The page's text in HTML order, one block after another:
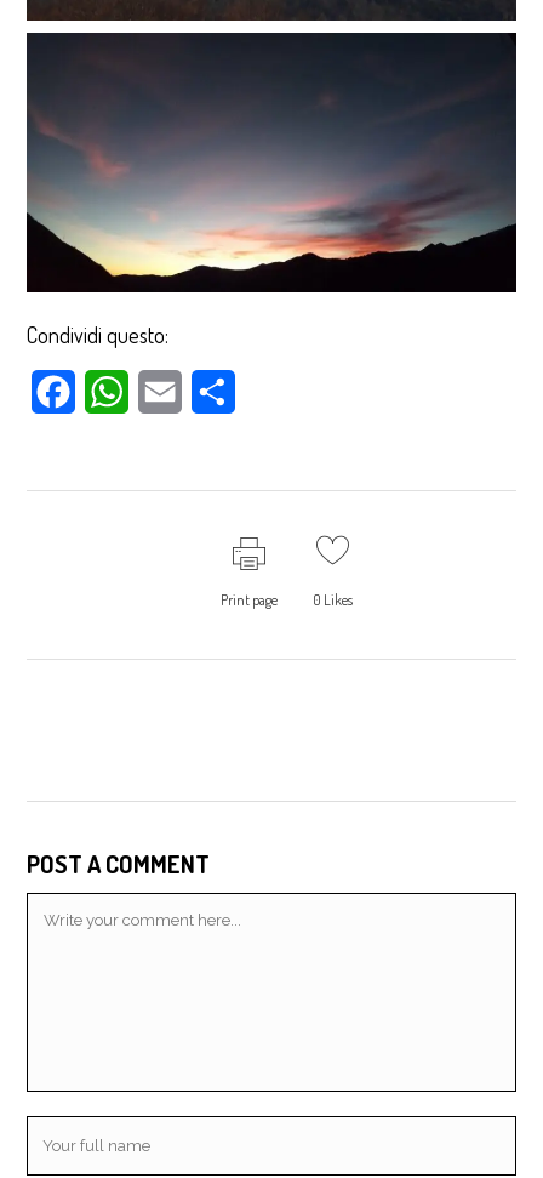
Condividi questo:
FacebookWhatsAppEmail
Print page 0 Likes
POST A COMMENT